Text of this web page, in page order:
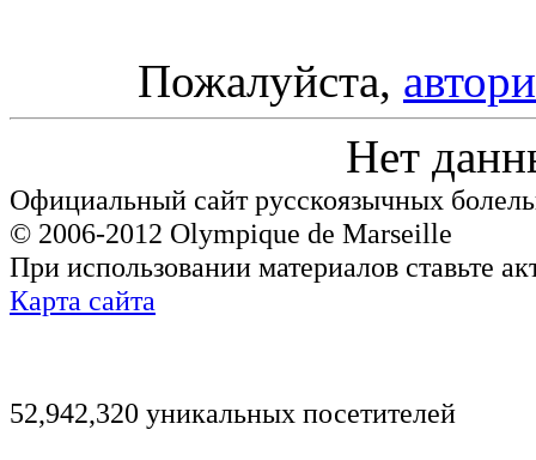
Пожалуйста,
Нет
Официальный сайт русскоязычных
© 2006-2012 Olympique de Marseille
При использовании материалов ставьте
Карта сайта
52,942,320 уникальных посетителей